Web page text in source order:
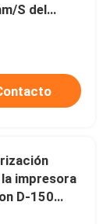
S del
impresora
D-150